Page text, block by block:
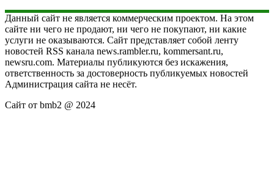
Данный сайт не является коммерческим проектом. На этом
сайте ни чего не продают, ни чего не покупают, ни какие
услуги не оказываются. Сайт представляет собой ленту
новостей RSS канала news.rambler.ru, kommersant.ru,
newsru.com. Материалы публикуются без искажения,
ответственность за достоверность публикуемых новостей
Администрация сайта не несёт.
Сайт от bmb2 @ 2024